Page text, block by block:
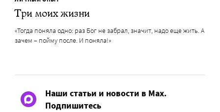
Три моих жизни
«Тогда поняла одно: раз Бог не забрал, значит, надо еще жить. А
зачем – пойму после. И поняла!»
Наши статьи и новости в Max.
Подпишитесь